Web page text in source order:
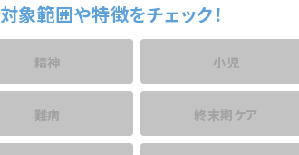
対象範囲や特徴をチェック！
精神 小児
難病 終末期ケア